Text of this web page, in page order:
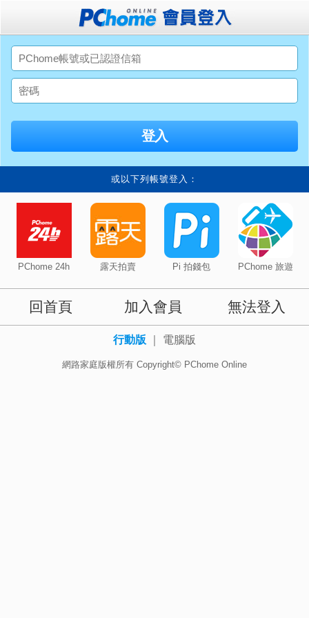
或以下列帳號登入：
PChome 24h 露天拍賣 Pi 拍錢包 PChome 旅遊
回首頁 加入會員 無法登入
行動版 電腦版
網路家庭版權所有 Copyright© PChome Online